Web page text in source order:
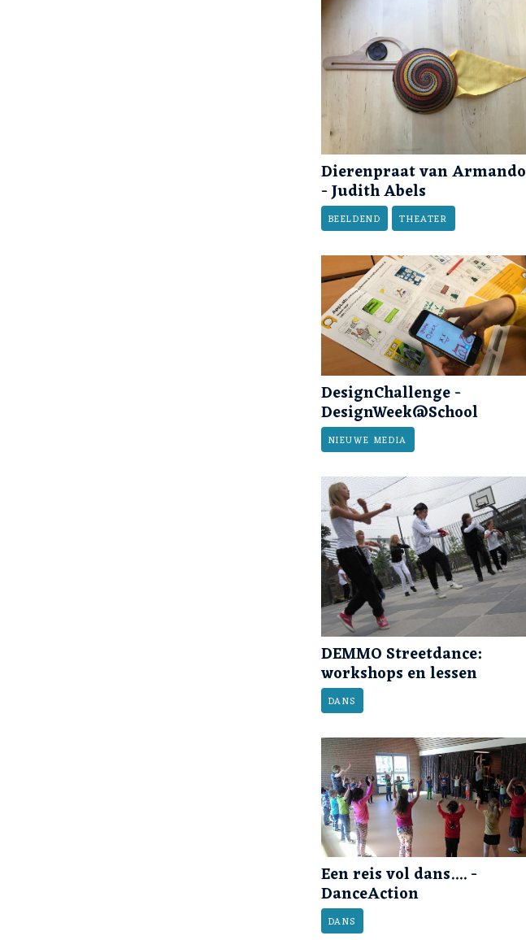
Dierenpraat van Armando
- Judith Abels
BEELDEND THEATER
DesignChallenge -
DesignWeek@School
NIEUWE MEDIA
DEMMO Streetdance:
workshops en lessen
DANS
Een reis vol dans.... -
DanceAction
DANS